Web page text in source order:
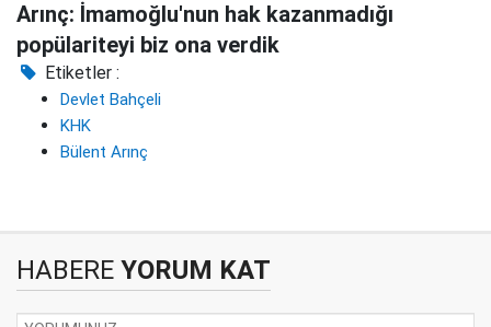
Arınç: İmamoğlu'nun hak kazanmadığı
popülariteyi biz ona verdik
Etiketler :
Devlet Bahçeli
KHK
Bülent Arınç
HABERE YORUM KAT